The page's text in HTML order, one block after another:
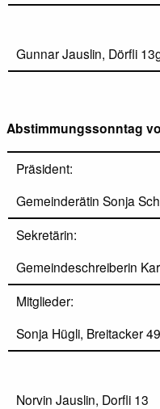
Gunnar Jauslin, Dörfli
Abstimmungssonntag
Präsident:
Gemeinderätin Sonja
Sekretärin:
Gemeindeschreiberin
Mitglieder:
Sonja Hügli, Breitacker 49
Norvin Jauslin, Dorfli 13